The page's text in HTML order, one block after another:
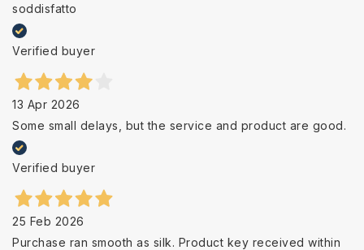
soddisfatto
Verified buyer
13 Apr 2026
Some small delays, but the service and product are good.
Verified buyer
25 Feb 2026
Purchase ran smooth as silk. Product key received within